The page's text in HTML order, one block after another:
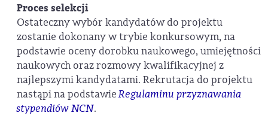
Proces selekcji
Ostateczny wybór kandydatów do projektu
zostanie dokonany w trybie konkursowym, na
podstawie oceny dorobku naukowego, umiejętności
naukowych oraz rozmowy kwalifikacyjnej z
najlepszymi kandydatami. Rekrutacja do projektu
nastąpi na podstawie Regulaminu przyznawania
stypendiów NCN.